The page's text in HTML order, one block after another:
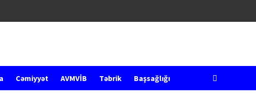
Cəmiyyət AVMVİB Təbrik Başsağlığı